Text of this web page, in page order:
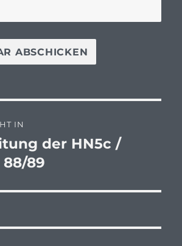
IN
der HN5c /
89